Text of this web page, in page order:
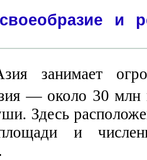
и
занимает
— около 30 млн
Здесь
и